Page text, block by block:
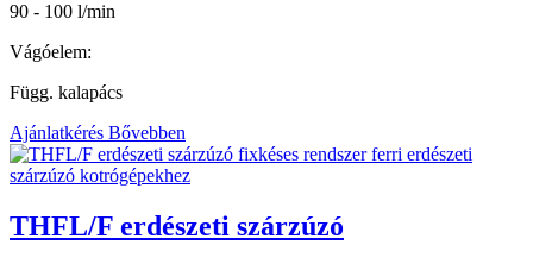
90 - 100 l/min
Vágóelem:
Függ. kalapács
Ajánlatkérés Bővebben
THFL/F erdészeti szárzúzó